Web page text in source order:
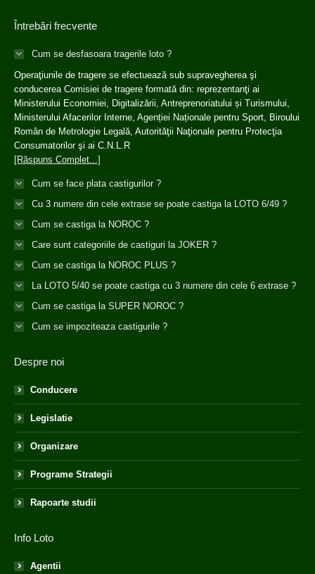
Întrebări frecvente
Cum se desfasoara tragerile loto ?
Operaţiunile de tragere se efectuează sub supravegherea şi
conducerea Comisiei de tragere formată din: reprezentanţi ai
Ministerului Economiei, Digitalizării, Antreprenoriatului și Turismului,
Ministerului Afacerilor Interne, Agenției Naționale pentru Sport, Biroului
Român de Metrologie Legală, Autorităţii Naţionale pentru Protecţia
Consumatorilor şi ai C.N.L.R
[Răspuns Complet...]
Cum se face plata castigurilor ?
Cu 3 numere din cele extrase se poate castiga la LOTO 6/49 ?
Cum se castiga la NOROC ?
Care sunt categoriile de castiguri la JOKER ?
Cum se castiga la NOROC PLUS ?
La LOTO 5/40 se poate castiga cu 3 numere din cele 6 extrase ?
Cum se castiga la SUPER NOROC ?
Cum se impoziteaza castigurile ?
Despre noi
Conducere
Legislatie
Organizare
Programe Strategii
Rapoarte studii
Info Loto
Agentii